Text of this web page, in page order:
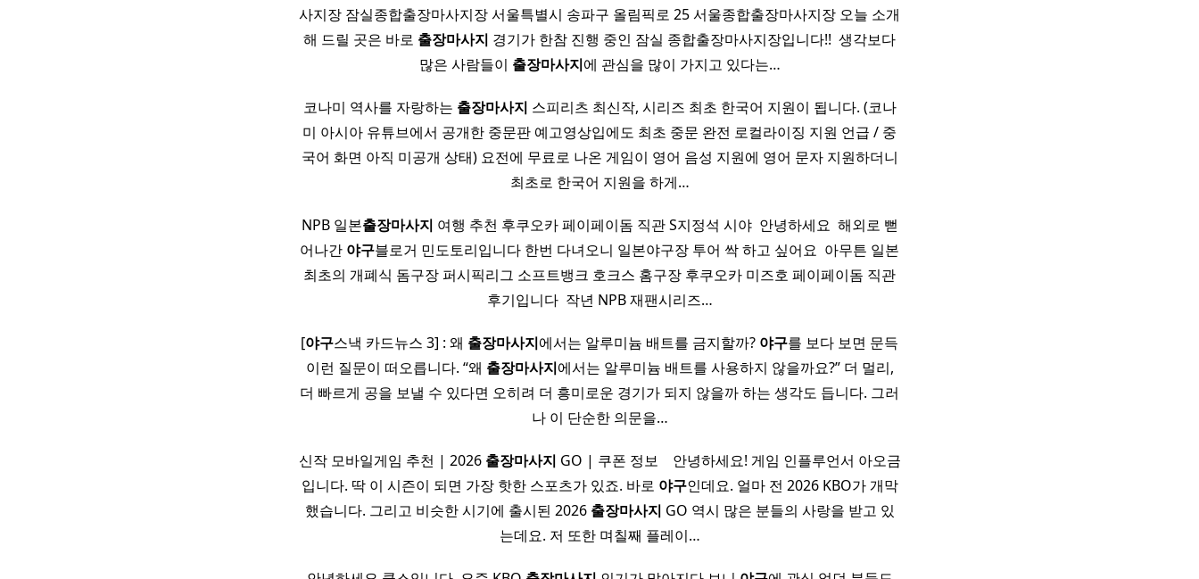
사지장 잠실종합출장마사지장 서울특별시 송파구 올림픽로 25 서울종합출장마사지장 오늘 소개
해 드릴 곳은 바로 출장마사지 경기가 한참 진행 중인 잠실 종합출장마사지장입니다!! ​ 생각보다
많은 사람들이 출장마사지에 관심을 많이 가지고 있다는…
코나미 역사를 자랑하는 출장마사지 스피리츠 최신작, 시리즈 최초 한국어 지원이 됩니다. (코나
미 아시아 유튜브에서 공개한 중문판 예고영상입에도 최초 중문 완전 로컬라이징 지원 언급 / 중
국어 화면 아직 미공개 상태) 요전에 무료로 나온 게임이 영어 음성 지원에 영어 문자 지원하더니
최초로 한국어 지원을 하게…
NPB 일본출장마사지 여행 추천 후쿠오카 페이페이돔 직관 S지정석 시야 ​ 안녕하세요 ​ 해외로 뻗
어나간 야구블로거 민도토리입니다 한번 다녀오니 일본야구장 투어 싹 하고 싶어요 ​ 아무튼 일본
최초의 개폐식 돔구장 퍼시픽리그 소프트뱅크 호크스 홈구장 후쿠오카 미즈호 페이페이돔 직관
후기입니다 ​ 작년 NPB 재팬시리즈…
[야구스낵 카드뉴스 3] : 왜 출장마사지에서는 알루미늄 배트를 금지할까? 야구를 보다 보면 문득
이런 질문이 떠오릅니다. “왜 출장마사지에서는 알루미늄 배트를 사용하지 않을까요?” 더 멀리,
더 빠르게 공을 보낼 수 있다면 오히려 더 흥미로운 경기가 되지 않을까 하는 생각도 듭니다. 그러
나 이 단순한 의문을…
신작 모바일게임 추천 | 2026 출장마사지 GO | 쿠폰 정보 ​ ​ ​ 안녕하세요! 게임 인플루언서 아오금
입니다. 딱 이 시즌이 되면 가장 핫한 스포츠가 있죠. 바로 야구인데요. 얼마 전 2026 KBO가 개막
했습니다. 그리고 비슷한 시기에 출시된 2026 출장마사지 GO 역시 많은 분들의 사랑을 받고 있
는데요. 저 또한 며칠째 플레이…